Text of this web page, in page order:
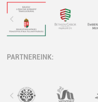
PARTNEREINK: